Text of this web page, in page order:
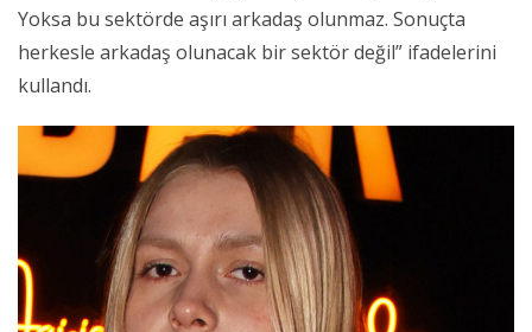
Yoksa bu sektörde aşırı arkadaş olunmaz. Sonuçta
herkesle arkadaş olunacak bir sektör değil” ifadelerini
kullandı.